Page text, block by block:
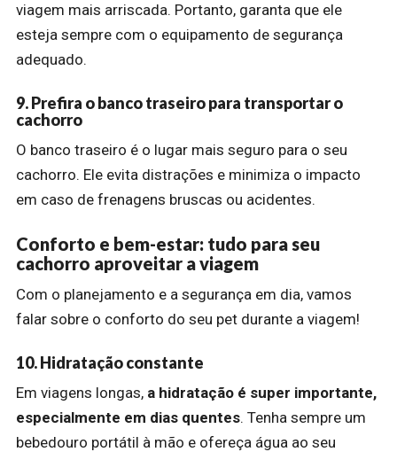
viagem mais arriscada. Portanto, garanta que ele
esteja sempre com o equipamento de segurança
adequado.
9. Prefira o banco traseiro para transportar o
cachorro
O banco traseiro é o lugar mais seguro para o seu
cachorro. Ele evita distrações e minimiza o impacto
em caso de frenagens bruscas ou acidentes.
Conforto e bem-estar: tudo para seu
cachorro aproveitar a viagem
Com o planejamento e a segurança em dia, vamos
falar sobre o conforto do seu pet durante a viagem!
10. Hidratação constante
Em viagens longas, a hidratação é super importante,
especialmente em dias quentes. Tenha sempre um
bebedouro portátil à mão e ofereça água ao seu